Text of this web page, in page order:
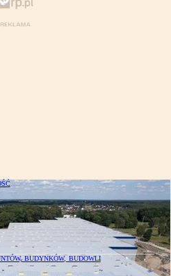
Budynek
BUDYNKÓW, BUDOWLI